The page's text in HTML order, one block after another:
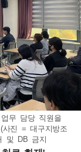
무 담당 직원을
진 = 대구지방조
및 DB 금지